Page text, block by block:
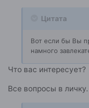
Цитата
Вот если бы Вы
намного
Что вас интересует?
Все вопросы в